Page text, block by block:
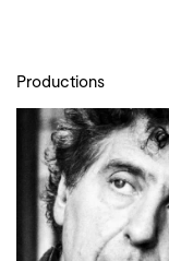
Productions